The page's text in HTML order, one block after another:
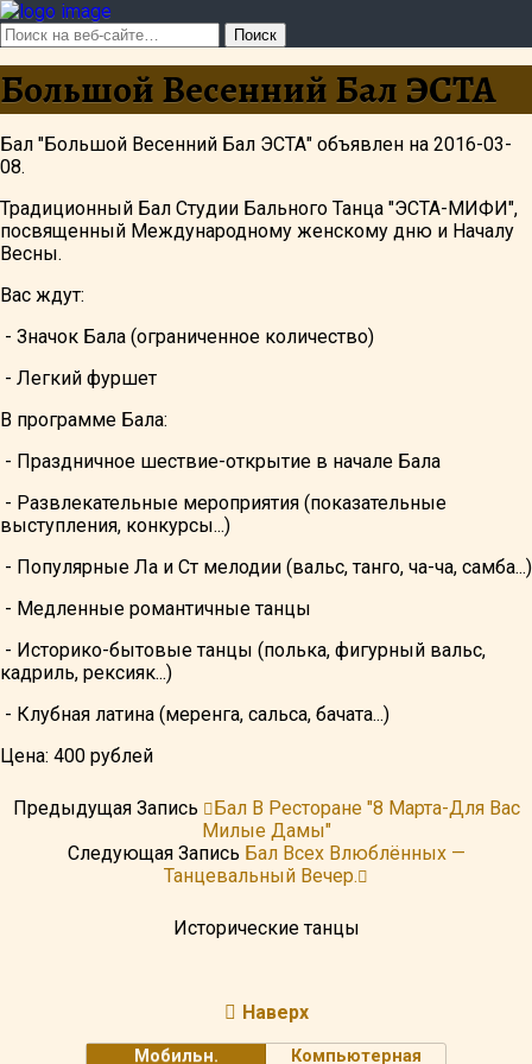
Большой Весенний Бал ЭСТА
Бал "Большой Весенний Бал ЭСТА" объявлен на 2016-03-
08.
Традиционный Бал Студии Бального Танца "ЭСТА-МИФИ",
посвященный Международному женскому дню и Началу
Весны.
Вас ждут:
- Значок Бала (ограниченное количество)
- Легкий фуршет
В программе Бала:
- Праздничное шествие-открытие в начале Бала
- Развлекательные мероприятия (показательные
выступления, конкурсы...)
- Популярные Ла и Ст мелодии (вальс, танго, ча-ча, самба...)
- Медленные романтичные танцы
- Историко-бытовые танцы (полька, фигурный вальс,
кадриль, рексияк...)
- Клубная латина (меренга, сальса, бачата...)
Цена: 400 рублей
Предыдущая Запись
Бал В Ресторане "8 Марта-Для Вас
Милые Дамы"
Следующая Запись Бал Всех Влюблённых —
Танцевальный Вечер.
Исторические танцы
Наверх
Мобильн. Компьютерная